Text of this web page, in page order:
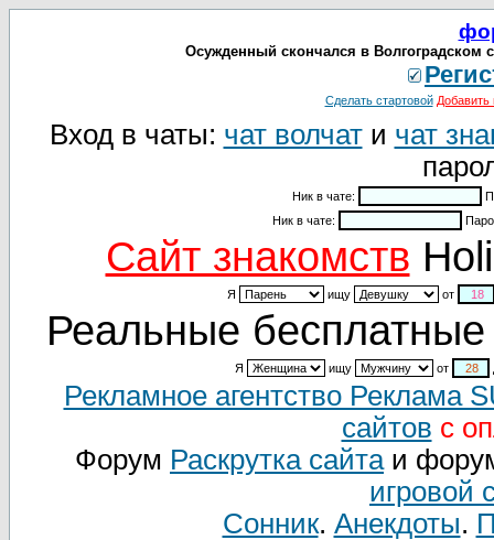
Осужденный скончался в Волгоградском
Сделать стартовой Добавить
Вход в чаты: чат волчати чат
Ник в чате:
Ник в чате:
Cайт знакомств
Я ищу от
Реальные бесплатные
Я ищу от
Рекламное агентство Реклама
сайтов с
Форум Раскрутка сайтаи
игровой
Сонник. Анекдоты.